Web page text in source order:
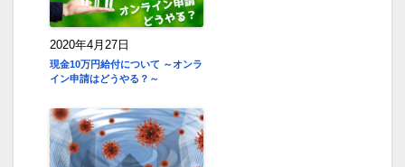
2020年4月27日
現金10万円給付について ～オンラ
イン申請はどうやる？～